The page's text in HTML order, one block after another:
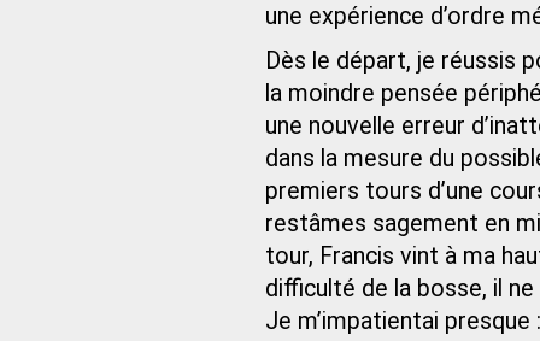
une expérience d’ordre
Dès le départ, je réussis
la moindre pensée
une nouvelle erreur
dans la mesure du
premiers tours d’une
restâmes sagement en
tour, Francis vint à ma
difficulté de la bosse, il
Je m’impatientai